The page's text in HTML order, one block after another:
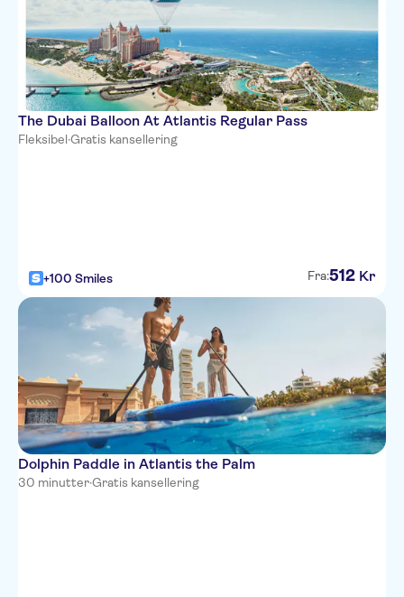
The Dubai Balloon At Atlantis Regular Pass
Fleksibel·Gratis kansellering
+100 Smiles Fra:512 Kr
Dolphin Paddle in Atlantis the Palm
30 minutter·Gratis kansellering